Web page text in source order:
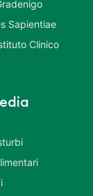
Sapientiae
Clinico